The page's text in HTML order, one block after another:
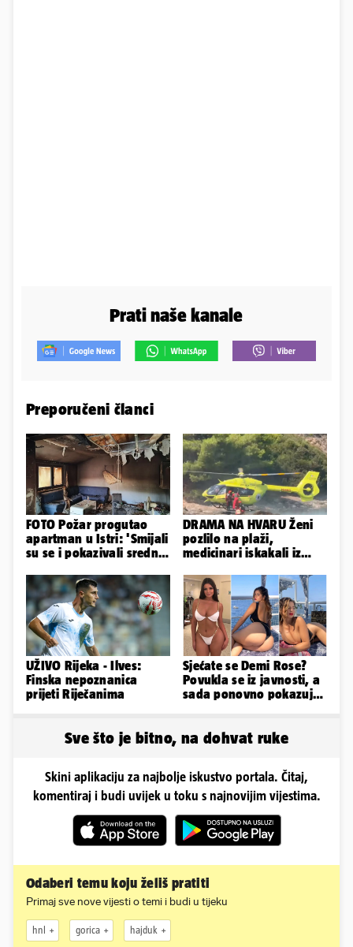
Prati naše kanale
Preporučeni članci
FOTO Požar progutao
apartman u Istri: 'Smijali
su se i pokazivali srednji
DRAMA NA HVARU Ženi
pozlilo na plaži,
medicinari iskakali iz
UŽIVO Rijeka - Ilves:
Finska nepoznanica
prijeti Riječanima
Sjećate se Demi Rose?
Povukla se iz javnosti, a
sada ponovno pokazuje
Sve što je bitno, na dohvat ruke
Skini aplikaciju za najbolje iskustvo portala. Čitaj,
komentiraj i budi uvijek u toku s najnovijim vijestima.
Odaberi temu koju želiš pratiti
Primaj sve nove vijesti o temi i budi u tijeku
hnl gorica hajduk